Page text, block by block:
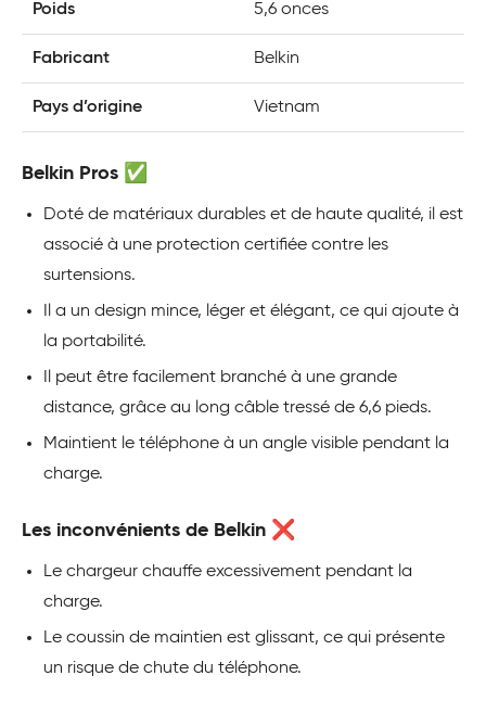
Poids 5,6 onces
Fabricant Belkin
Pays d’origine Vietnam
Belkin Pros ✅
Doté de matériaux durables et de haute qualité, il est
associé à une protection certifiée contre les
surtensions.
Il a un design mince, léger et élégant, ce qui ajoute à
la portabilité.
Il peut être facilement branché à une grande
distance, grâce au long câble tressé de 6,6 pieds.
Maintient le téléphone à un angle visible pendant la
charge.
Les inconvénients de Belkin ❌
Le chargeur chauffe excessivement pendant la
charge.
Le coussin de maintien est glissant, ce qui présente
un risque de chute du téléphone.